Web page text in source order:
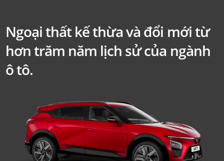
Ngoại thất kế thừa và đổi mớitừ
hơn trăm năm lịch sử của ngành
ô tô.